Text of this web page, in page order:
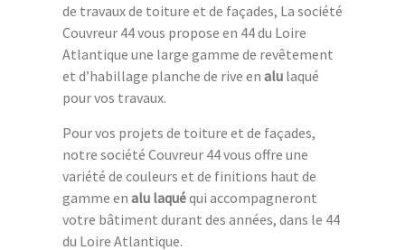
de travaux de toiture et de façades, La société
Couvreur 44 vous propose en 44 du Loire
Atlantique une large gamme de revêtement
et d’habillage planche de rive en alu laqué
pour vos travaux.
Pour vos projets de toiture et de façades,
notre société Couvreur 44 vous offre une
variété de couleurs et de finitions haut de
gamme en alu laquéqui accompagneront
votre bâtiment durant des années, dans le 44
du Loire Atlantique.